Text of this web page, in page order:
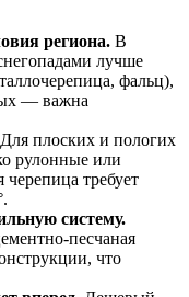
региона. В
лучше
фальц),
— важна
Для плоских и пологих
рулонные или
требует
систему.
песчаная
что